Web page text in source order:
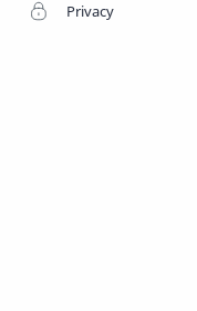
Privacy